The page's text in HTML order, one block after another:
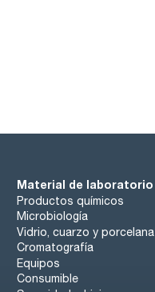
Material de laboratorio
Productos químicos
Microbiología
Vidrio, cuarzo y porcelana
Cromatografía
Equipos
Consumible